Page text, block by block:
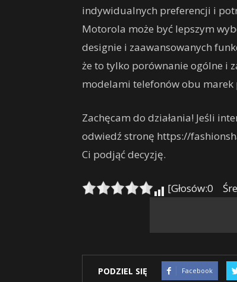
indywidualnych preferencji i
Motorola może być lepszym
designie i zaawansowanych
że to tylko porównanie ogólne i
modelami telefonów obu
Zachęcam do działania! Jeśli
odwiedź stronę https://
Ci podjąć decyzję.
[Głosów:0
PODZIEL SIĘ Facebook